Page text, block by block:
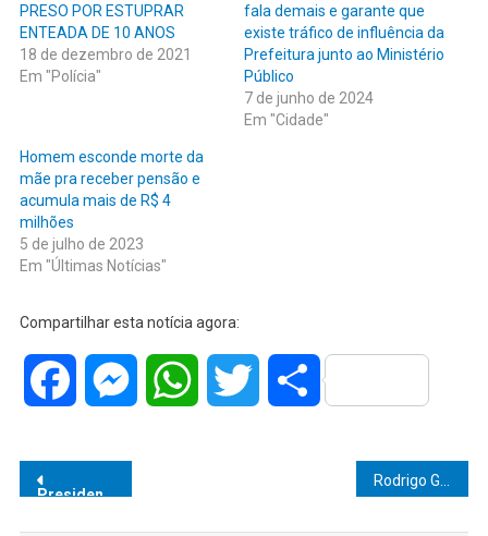
PRESO POR ESTUPRAR
ENTEADA DE 10 ANOS
18 de dezembro de 2021
Em "Polícia"
fala demais e garante que
existe tráfico de influência da
Prefeitura junto ao Ministério
Público
7 de junho de 2024
Em "Cidade"
Homem esconde morte da
mãe pra receber pensão e
acumula mais de R$ 4
milhões
5 de julho de 2023
Em "Últimas Notícias"
Compartilhar esta notícia agora:
Facebook MessengerWhatsAppTwitter Share
Navegação
de
Presidente da Caixa deixa cargo após denúncias de assédio sexual